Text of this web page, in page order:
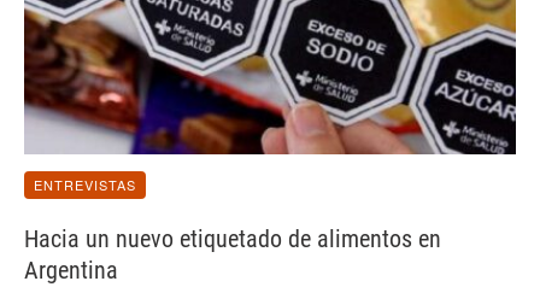
ENTREVISTAS
Hacia un nuevo etiquetado de alimentos en
Argentina